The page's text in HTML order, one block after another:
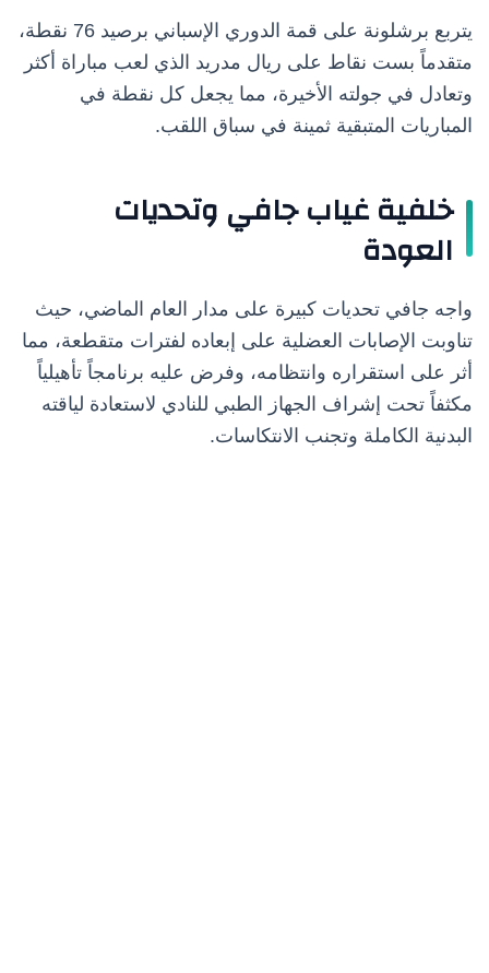
يتربع برشلونة على قمة الدوري الإسباني برصيد 76 نقطة،
متقدماً بست نقاط على ريال مدريد الذي لعب مباراة أكثر
وتعادل في جولته الأخيرة، مما يجعل كل نقطة في
المباريات المتبقية ثمينة في سباق اللقب.
خلفية غياب جافي وتحديات
العودة
واجه جافي تحديات كبيرة على مدار العام الماضي، حيث
تناوبت الإصابات العضلية على إبعاده لفترات متقطعة، مما
أثر على استقراره وانتظامه، وفرض عليه برنامجاً تأهيلياً
مكثفاً تحت إشراف الجهاز الطبي للنادي لاستعادة لياقته
البدنية الكاملة وتجنب الانتكاسات.